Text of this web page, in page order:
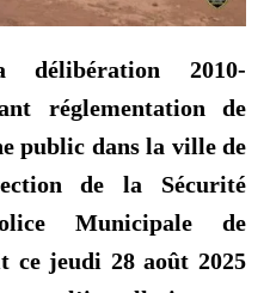
délibération 2010-
réglementation de
public dans la ville de
de la Sécurité
Municipale de
ce jeudi 28 août 2025